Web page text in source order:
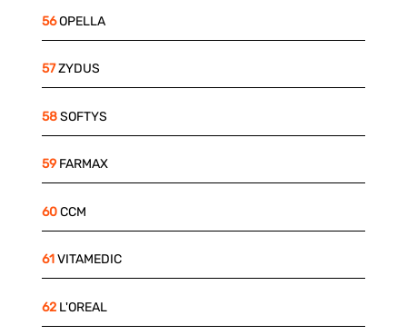
56OPELLA
57ZYDUS
58SOFTYS
59FARMAX
60CCM
61VITAMEDIC
62L'OREAL